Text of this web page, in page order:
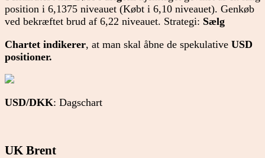
position i 6,1375 niveauet (Købt i 6,10 niveauet). Genkøb
ved bekræftet brud af 6,22 niveauet. Strategi: Sælg
Chartet indikerer, at man skal åbne de spekulative USD
positioner.
USD/DKK: Dagschart
UK Brent